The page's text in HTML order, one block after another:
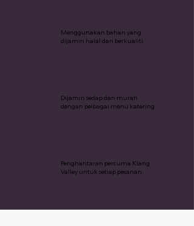
Menggunakan bahan yang
dijamin halal dan berkualiti.
Dijamin sedap dan murah
dengan pelbagai menu katering.
Penghantaran percuma Klang
Valley untuk setiap pesanan.